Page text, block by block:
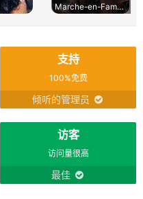
Marche-en-Famen
支持
100%免费
倾听的管理员
访客
访问量很高
最佳